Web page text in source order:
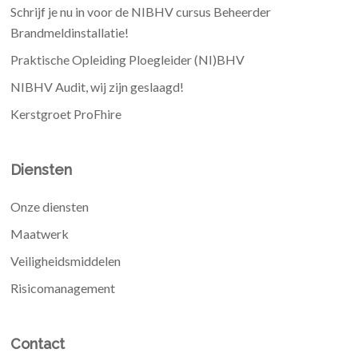
Schrijf je nu in voor de NIBHV cursus Beheerder
Brandmeldinstallatie!
Praktische Opleiding Ploegleider (NI)BHV
NIBHV Audit, wij zijn geslaagd!
Kerstgroet ProFhire
Diensten
Onze diensten
Maatwerk
Veiligheidsmiddelen
Risicomanagement
Contact